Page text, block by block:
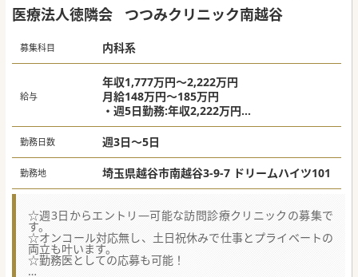
医療法人徳隣会 つつみクリニック南越谷
募集科目 内科系
給与
年収1,777万円～2,222万円
月給148万円～185万円
・週5日勤務:年収2,222万円
・週4日勤務:年収1,777万円
勤務日数 週3日～5日
勤務地 埼玉県越谷市南越谷3-9-7 ドリームハイツ101
☆週3日からエントリ―可能な訪問診療クリニックの募集で
す。
☆オンコール対応無し、土日祝休みで仕事とプライベートの
両立も叶います。
☆勤務医としての応募も可能！